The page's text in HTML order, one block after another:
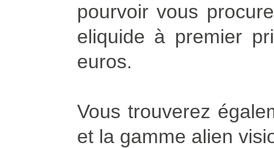
pourvoir vous
eliquide à premier
euros.
Vous trouverez
et la gamme alien